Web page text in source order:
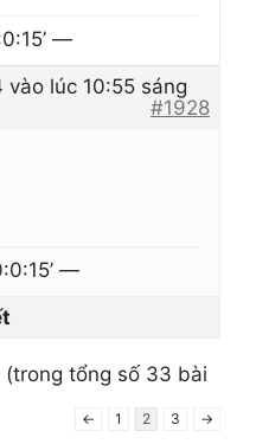
—
lúc 10:55 sáng
#1928
—
tổng số 33 bài
← 1 2 3 →